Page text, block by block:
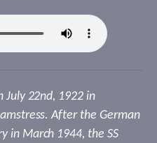
July 22nd, 1922 in
After the German
in March 1944, the SS